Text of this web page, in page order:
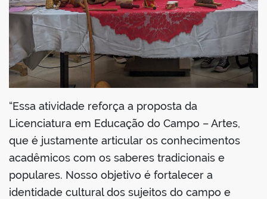
“Essa atividade reforça a proposta da
Licenciatura em Educação do Campo – Artes,
que é justamente articular os conhecimentos
acadêmicos com os saberes tradicionais e
populares. Nosso objetivo é fortalecer a
identidade cultural dos sujeitos do campo e